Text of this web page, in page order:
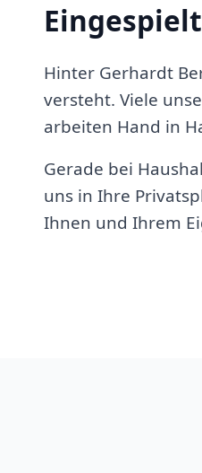
Hinter Gerhardt
versteht. Viele
arbeiten Hand in
Gerade bei
uns in Ihre
Ihnen und Ihrem